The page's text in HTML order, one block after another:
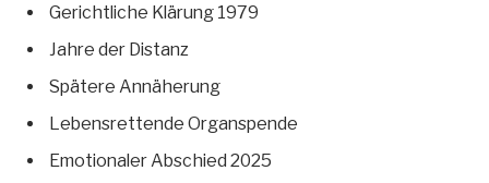
Gerichtliche Klärung 1979
Jahre der Distanz
Spätere Annäherung
Lebensrettende Organspende
Emotionaler Abschied 2025